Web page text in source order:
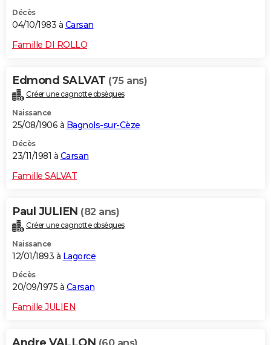
Décès
04/10/1983 à Carsan
Famille DI ROLLO
Edmond SALVAT (75 ans)
Créer une cagnotte obsèques
Naissance
25/08/1906 à Bagnols-sur-Cèze
Décès
23/11/1981 à Carsan
Famille SALVAT
Paul JULIEN (82 ans)
Créer une cagnotte obsèques
Naissance
12/01/1893 à Lagorce
Décès
20/09/1975 à Carsan
Famille JULIEN